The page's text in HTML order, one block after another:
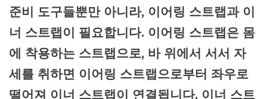
준비 도구들뿐만 아니라, 이어링 스트랩과 이
너 스트랩이 필요합니다. 이어링 스트랩은 몸
에 착용하는 스트랩으로, 바 위에서 서서 자
세를 취하면 이어링 스트랩으로부터 좌우로
떨어져 이너 스트랩이 연결됩니다. 이너 스트